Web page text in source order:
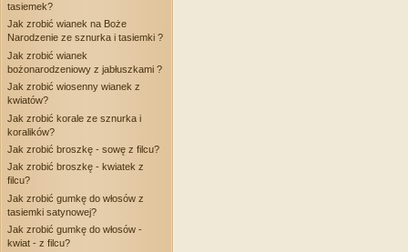
tasiemek?
Jak zrobić wianek na Boże
Narodzenie ze sznurka i tasiemki ?
Jak zrobić wianek
bożonarodzeniowy z jabłuszkami ?
Jak zrobić wiosenny wianek z
kwiatów?
Jak zrobić korale ze sznurka i
koralików?
Jak zrobić broszkę - sowę z filcu?
Jak zrobić broszkę - kwiatek z
filcu?
Jak zrobić gumkę do włosów z
tasiemki satynowej?
Jak zrobić gumkę do włosów -
kwiat - z filcu?